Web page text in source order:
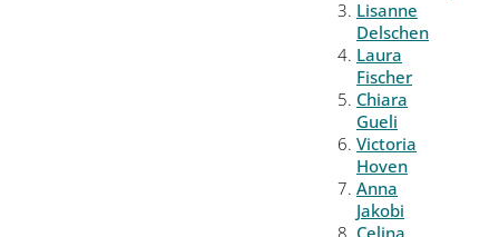
Lisanne
Delschen
Laura
Fischer
Chiara
Gueli
Victoria
Hoven
Anna
Jakobi
Celina